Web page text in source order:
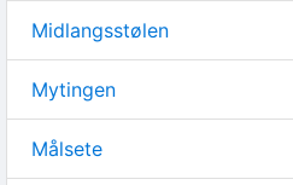
Midlangsstølen
Mytingen
Målsete